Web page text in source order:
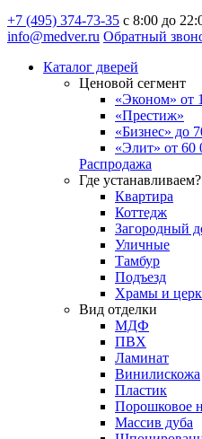
+7 (495) 374-73-35 с 8:00 до
info@medver.ru Обратный
Каталог дверей
Ценовой сегмент
«Эконом» от
«Престиж»
«Бизнес» до
«Элит» от 60
Распродажа
Где устанавливаем?
Квартира
Коттедж
Загородный
Уличные
Тамбур
Подъезд
Храмы и
Вид отделки
МДФ
ПВХ
Ламинат
Винилискожа
Пластик
Порошковое
Массив дуба